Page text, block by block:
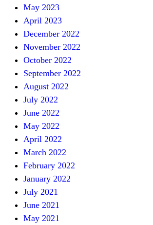
May 2023
April 2023
December 2022
November 2022
October 2022
September 2022
August 2022
July 2022
June 2022
May 2022
April 2022
March 2022
February 2022
January 2022
July 2021
June 2021
May 2021